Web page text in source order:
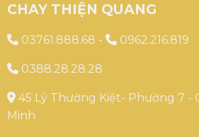
CHAY THIỆN QUANG
03761.888.68 - 0962.216.819
0388.28.28.28
45 Lý Thường Kiệt- Phường 7 -
Minh